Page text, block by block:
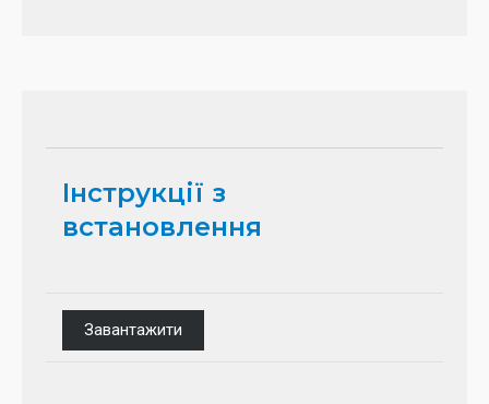
Інструкції з
встановлення
Завантажити